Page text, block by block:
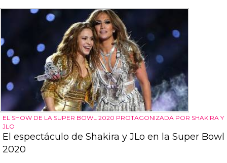
EL SHOW DE LA SUPER BOWL 2020 PROTAGONIZADA POR SHAKIRA Y
JLO
El espectáculo de Shakira y JLo en la Super Bowl
2020